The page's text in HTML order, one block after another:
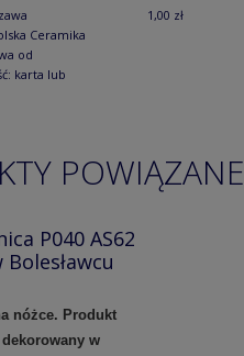
Ceramika
od
karta lub
1,00 zł
POWIĄZANE
P040 AS62
nóżce. Produkt
w